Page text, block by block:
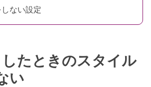
ない設定
たときのスタイル
い